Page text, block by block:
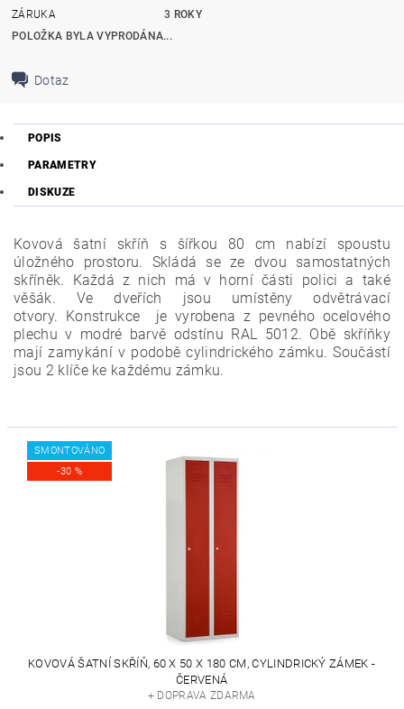
ZÁRUKA
3 ROKY
POLOŽKA BYLA VYPRODÁNA...
Dotaz
POPIS
PARAMETRY
DISKUZE
Kovová šatní skříň s šířkou 80 cm nabízí spoustu
úložného prostoru. Skládá se ze dvou samostatných
skříněk. Každá z nich má v horní části polici a také
věšák. Ve dveřích jsou umístěny odvětrávací
otvory. Konstrukce je vyrobena z pevného ocelového
plechu v modré barvě odstínu RAL 5012. Obě skříňky
mají zamykání v podobě cylindrického zámku. Součástí
jsou 2 klíče ke každému zámku.
SMONTOVÁNO
-30 %
KOVOVÁ ŠATNÍ SKŘÍŇ, 60 X 50 X 180 CM, CYLINDRICKÝ ZÁMEK -
ČERVENÁ
+ DOPRAVA ZDARMA